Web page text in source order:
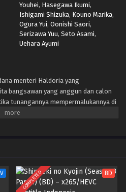
Youhei, Hasegawa Ikumi,
Ishigami Shizuka, Kouno Marika,
Ogura Yui, Oonishi Saori,
Serizawa Yuu, Seto Asami,
Uehara Ayumi
menteri Haldoria yang
bangsawan yang anggun dan calon
tunangannya mempermalukannya di
mereka, dan mulai
pada negeri yang tidak
untuk tidak tinggal diam lagi
itu, bahkan jika itu menjadi hal
kecerdasan yang tajam dan—yang
ia pun memulai misi pembalasan
COMPLETED BD